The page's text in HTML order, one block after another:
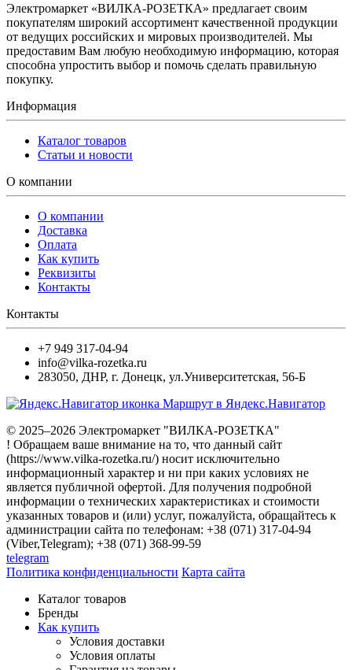
Электромаркет «ВИЛКА-РОЗЕТКА» предлагает своим
покупателям широкий ассортимент качественной продукции
от ведущих российских и мировых производителей. Мы
предоставим Вам любую необходимую информацию, которая
способна упростить выбор и помочь сделать правильную
покупку.
Информация
Каталог товаров
Статьи и новости
О компании
О компании
Доставка
Оплата
Как купить
Реквизиты
Контакты
Контакты
+7 949 317-04-94
info@vilka-rozetka.ru
283050, ДНР, г. Донецк, ул.Университетская, 56-Б
Маршрут в Яндекс.Навигатор
© 2025–2026 Электромаркет "ВИЛКА-РОЗЕТКА"
! Обращаем ваше внимание на то, что данный сайт
(https://www.vilka-rozetka.ru/) носит исключительно
информационный характер и ни при каких условиях не
является публичной офертой. Для получения подробной
информации о технических характеристиках и стоимости
указанных товаров и (или) услуг, пожалуйста, обращайтесь к
администрации сайта по телефонам: +38 (071) 317-04-94
(Viber,Telegram); +38 (071) 368-99-59
telegram
Политика конфиденциальности Карта сайта
Каталог товаров
Бренды
Как купить
Условия доставки
Условия оплаты